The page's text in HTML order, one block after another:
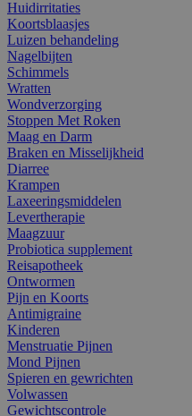
Huidirritaties
Koortsblaasjes
Luizen behandeling
Nagelbijten
Schimmels
Wratten
Wondverzorging
Stoppen Met Roken
Maag en Darm
Braken en Misselijkheid
Diarree
Krampen
Laxeeringsmiddelen
Levertherapie
Maagzuur
Probiotica supplement
Reisapotheek
Ontwormen
Pijn en Koorts
Antimigraine
Kinderen
Menstruatie Pijnen
Mond Pijnen
Spieren en gewrichten
Volwassen
Gewichtscontrole